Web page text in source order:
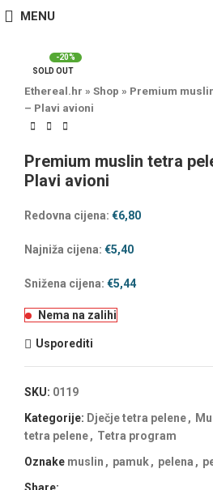
MENU
-20%
SOLD OUT
Ethereal.hr » Shop » Premium
– Plavi avioni
Premium muslin tetra
Plavi avioni
Redovna cijena: €6,80
Najniža cijena: €5,40
Snižena cijena: €5,44
Nema na zalihi
Usporediti
SKU: 0119
Kategorije: Dječje tetra pelene,
tetra pelene, Tetra program
Oznake muslin , pamuk, pelena ,
Share: